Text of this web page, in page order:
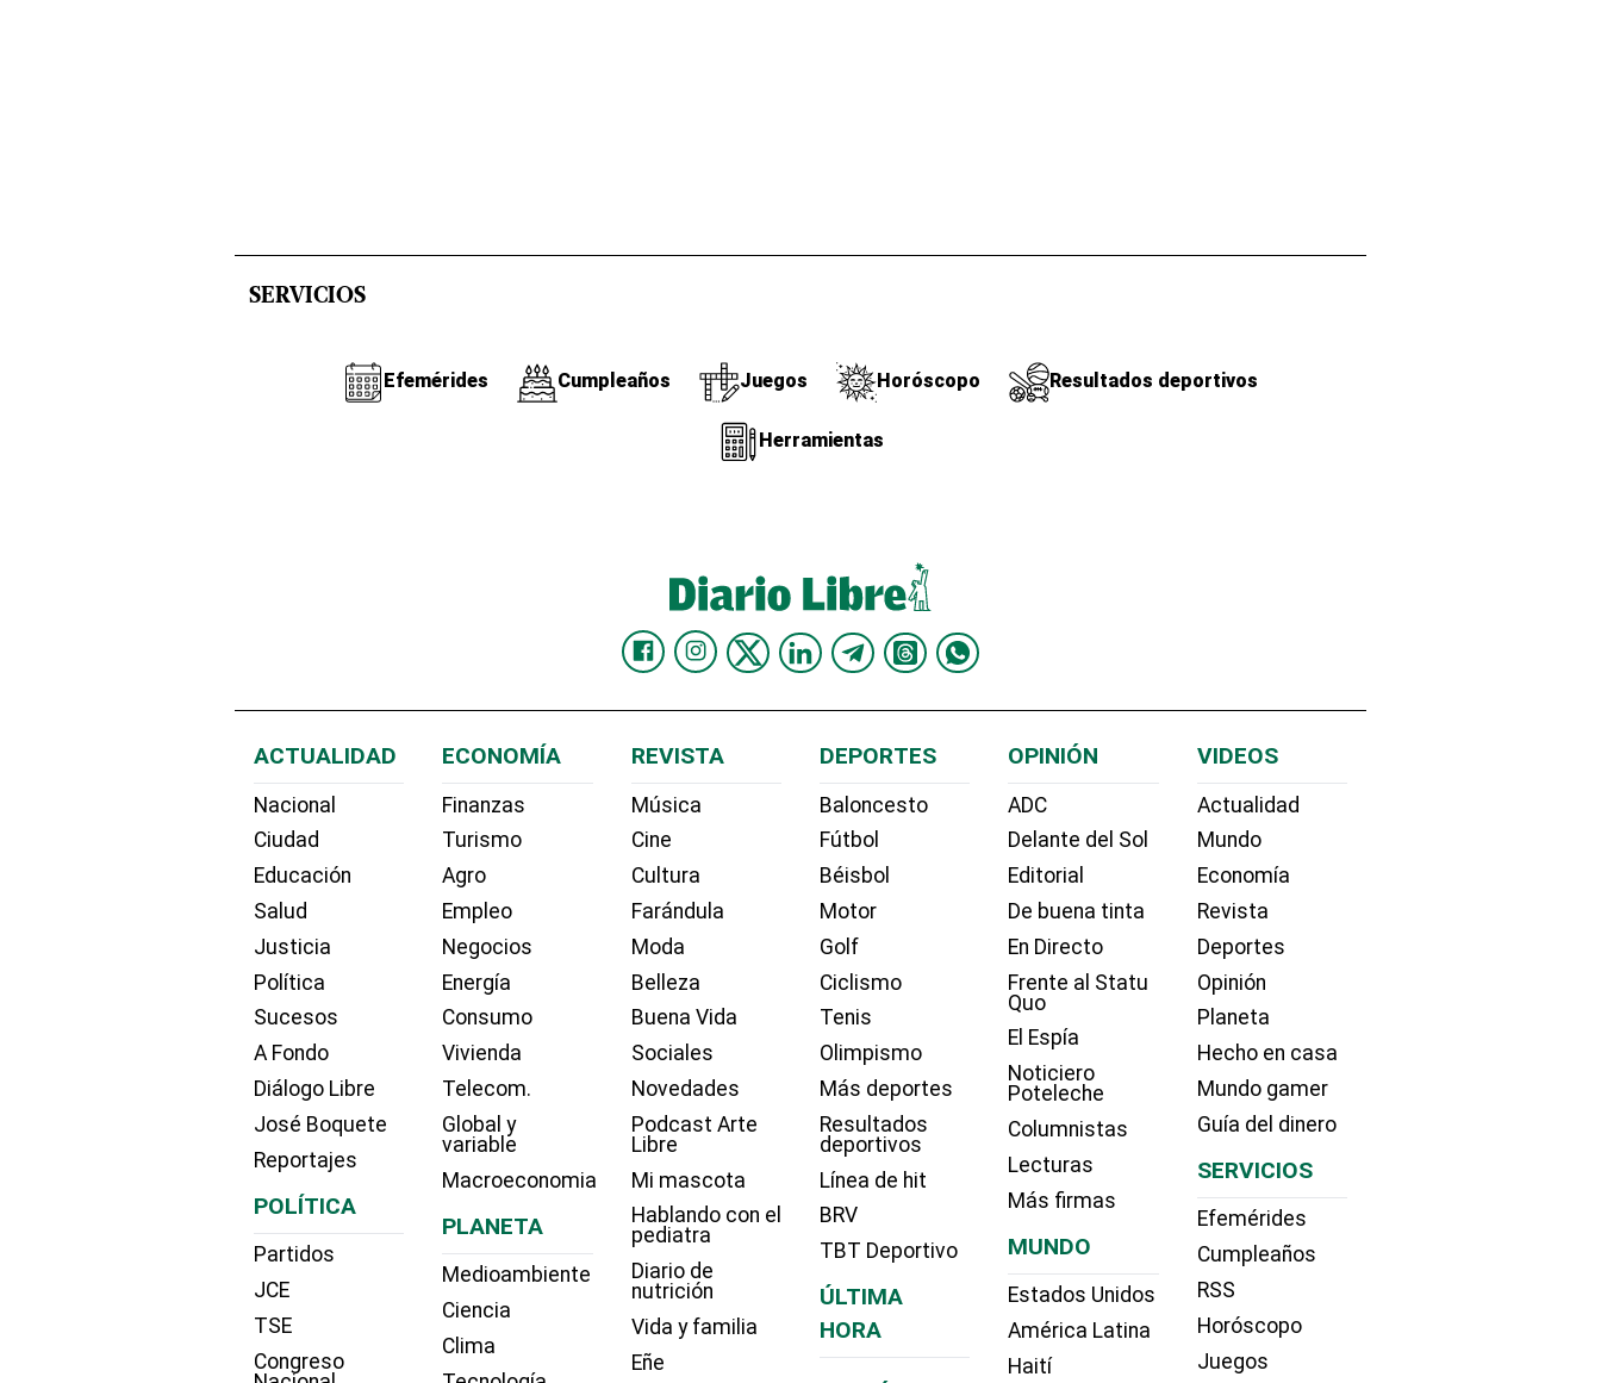
SERVICIOS
Efemérides Cumpleaños Juegos Horóscopo Resultados deportivos
Herramientas
ACTUALIDAD
Nacional
Ciudad
Educación
Salud
Justicia
Política
Sucesos
A Fondo
Diálogo Libre
José Boquete
Reportajes
POLÍTICA
Partidos
JCE
TSE
Congreso
ECONOMÍA
Finanzas
Turismo
Agro
Empleo
Negocios
Energía
Consumo
Vivienda
Telecom.
Global y
variable
Macroeconomia
PLANETA
Medioambiente
Ciencia
Clima
REVISTA
Música
Cine
Cultura
Farándula
Moda
Belleza
Buena Vida
Sociales
Novedades
Podcast Arte
Libre
Mi mascota
Hablando con el
pediatra
Diario de
nutrición
Vida y familia
Eñe
DEPORTES
Baloncesto
Fútbol
Béisbol
Motor
Golf
Ciclismo
Tenis
Olimpismo
Más deportes
Resultados
deportivos
Línea de hit
BRV
TBT Deportivo
ÚLTIMA
HORA
OPINIÓN
ADC
Delante del Sol
Editorial
De buena tinta
En Directo
Frente al Statu
Quo
El Espía
Noticiero
Poteleche
Columnistas
Lecturas
Más firmas
MUNDO
Estados Unidos
América Latina
Haití
VIDEOS
Actualidad
Mundo
Economía
Revista
Deportes
Opinión
Planeta
Hecho en casa
Mundo gamer
Guía del dinero
SERVICIOS
Efemérides
Cumpleaños
RSS
Horóscopo
Juegos